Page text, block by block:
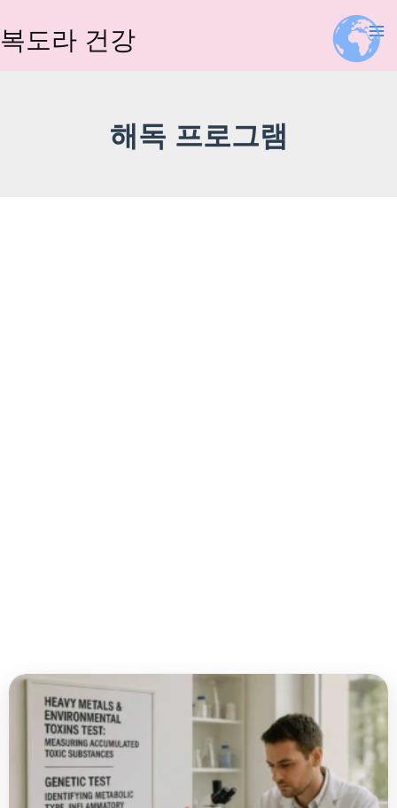
텐
복도라 건강
해독 프로그램
기
능
의
학
(Functional
Medicine)